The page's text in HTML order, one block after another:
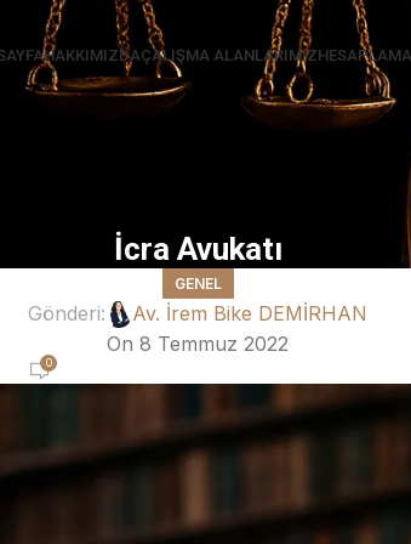
HAKKIMIZDAÇALIŞMA ALANLARIMIZ
İcra Avukatı
GENEL
Gönderi:
Av. İrem Bike DEMİRHAN
On 8 Temmuz 2022
0